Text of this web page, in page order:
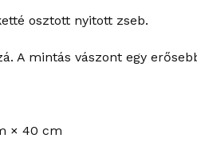
osztott nyitott zseb.
A mintás vászont egy
× 40 cm